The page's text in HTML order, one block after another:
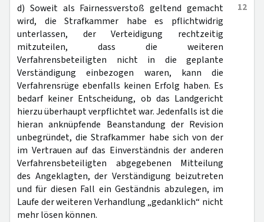
12
d) Soweit als Fairnessverstoß geltend gemacht
wird, die Strafkammer habe es pflichtwidrig
unterlassen, der Verteidigung rechtzeitig
mitzuteilen, dass die weiteren
Verfahrensbeteiligten nicht in die geplante
Verständigung einbezogen waren, kann die
Verfahrensrüge ebenfalls keinen Erfolg haben. Es
bedarf keiner Entscheidung, ob das Landgericht
hierzu überhaupt verpflichtet war. Jedenfalls ist die
hieran anknüpfende Beanstandung der Revision
unbegründet, die Strafkammer habe sich von der
im Vertrauen auf das Einverständnis der anderen
Verfahrensbeteiligten abgegebenen Mitteilung
des Angeklagten, der Verständigung beizutreten
und für diesen Fall ein Geständnis abzulegen, im
Laufe der weiteren Verhandlung „gedanklich“ nicht
mehr lösen können.